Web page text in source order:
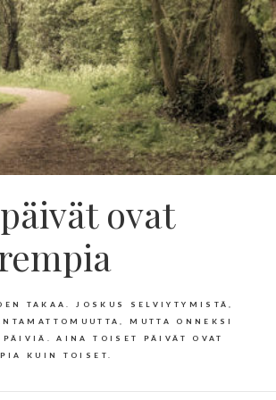
ovat
TAKAA. JOSKUS SELVIYTYMISTÄ,
MUTTA ONNEKSI
AINA TOISET PÄIVÄT OVAT
KUIN TOISET.